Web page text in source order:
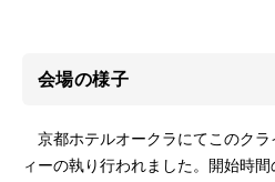
会場の様子
京都ホテルオークラにてこのクラ
ィーの執り行われました。開始時